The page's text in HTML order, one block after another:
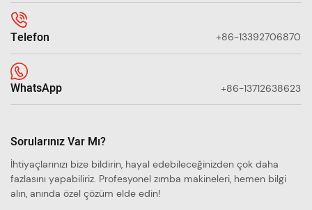
Telefon +86-13392706870
WhatsApp +86-13712638623
Sorularınız Var Mı?
İhtiyaçlarınızı bize bildirin, hayal edebileceğinizden çok daha
fazlasını yapabiliriz. Profesyonel zımba makineleri, hemen bilgi
alın, anında özel çözüm elde edin!